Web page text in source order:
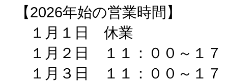
【2026年始の営業時間】
１月１日 休業
１月２日 １１：００～１７
１月３日 １１：００～１７